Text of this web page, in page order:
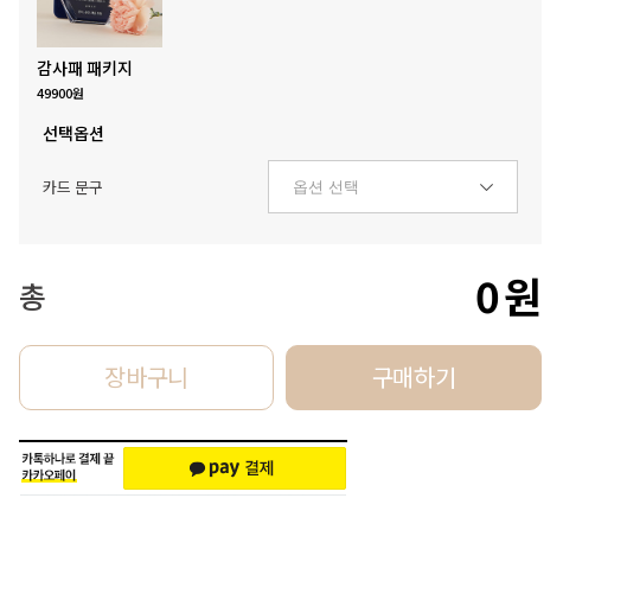
감사패 패키지
49900원
선택옵션
카드 문구
총 0원
장바구니 구매하기